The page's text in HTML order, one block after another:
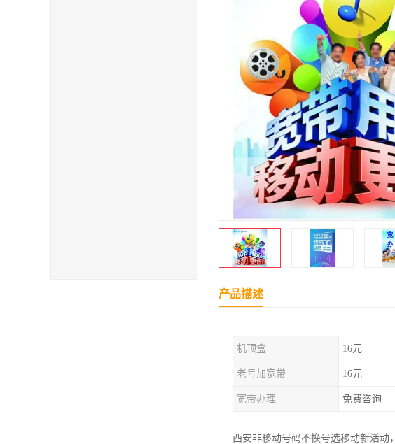
产品描述
机顶盒 16元
老号加宽带 16元
宽带办理 免费咨询
西安非移动号码不换号选移动新活动，